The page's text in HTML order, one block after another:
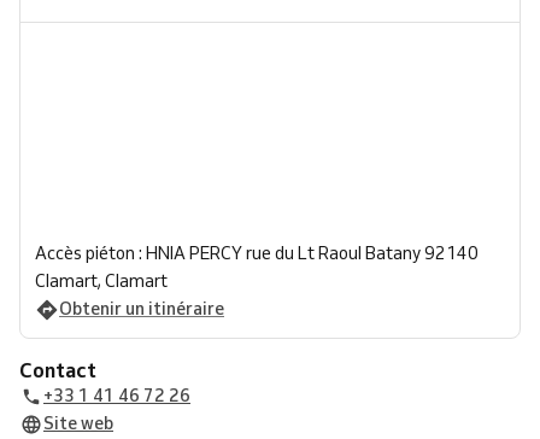
Accès piéton : HNIA PERCY rue du Lt Raoul Batany 92140
Clamart, Clamart
Obtenir un itinéraire
Contact
+33 1 41 46 72 26
Site web